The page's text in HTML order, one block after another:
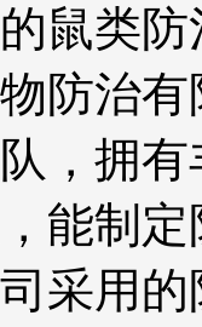
鼠类
防治
，拥
能制
采用